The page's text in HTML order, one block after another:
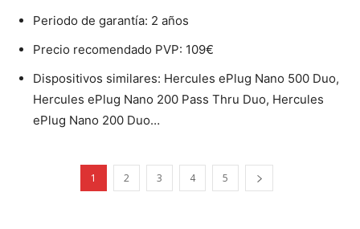
Periodo de garantía: 2 años
Precio recomendado PVP: 109€
Dispositivos similares: Hercules ePlug Nano 500 Duo,
Hercules ePlug Nano 200 Pass Thru Duo, Hercules
ePlug Nano 200 Duo…
1 2 3 4 5